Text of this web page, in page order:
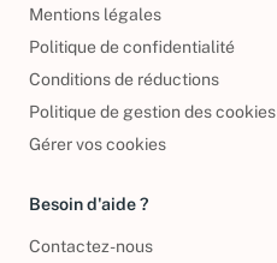
Mentions légales
Politique de confidentialité
Conditions de réductions
Politique de gestion des cookies
Gérer vos cookies
Besoin d'aide ?
Contactez-nous